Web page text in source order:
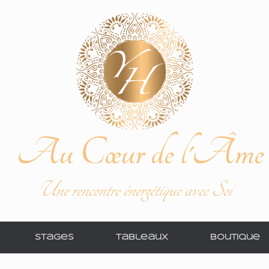
Au Cœur de l'Âme
Une rencontre énergétique avec Soi
Stages Tableaux Boutique